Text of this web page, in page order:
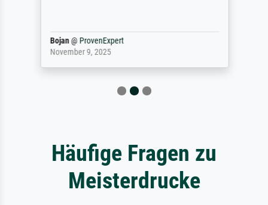
Bojan@ ProvenExpert
November 9, 2025
Häufige Fragen zu
Meisterdrucke